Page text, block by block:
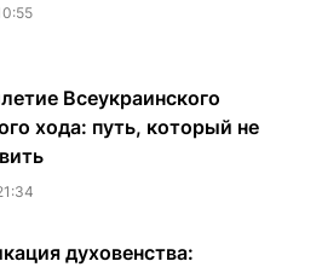
Всеукраинского
хода: путь, который не
духовенства: